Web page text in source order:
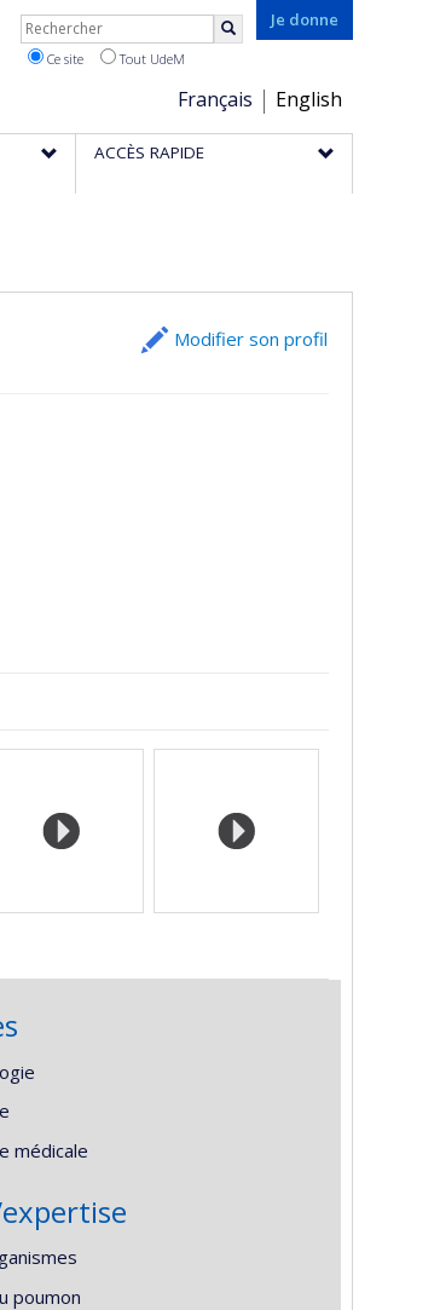
Je donne
Choix
de
la
Français English
Rechercher
Ce site Tout UdeM
ACCÈS RAPIDE
Modifier son profil
médicale
poumon